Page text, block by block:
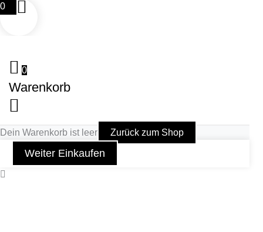
0
0
Warenkorb
Dein Warenkorb ist leer Zurück zum Shop
Weiter Einkaufen